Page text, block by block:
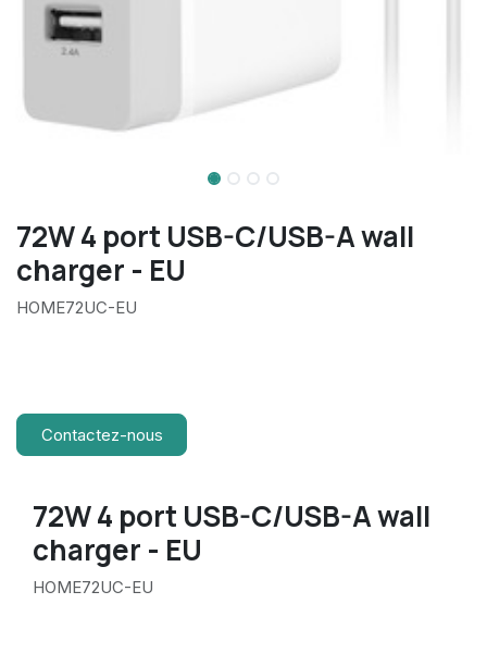
72W 4 port USB-C/USB-A wall
charger - EU
HOME72UC-EU
Contactez-nous
72W 4 port USB-C/USB-A wall
charger - EU
HOME72UC-EU